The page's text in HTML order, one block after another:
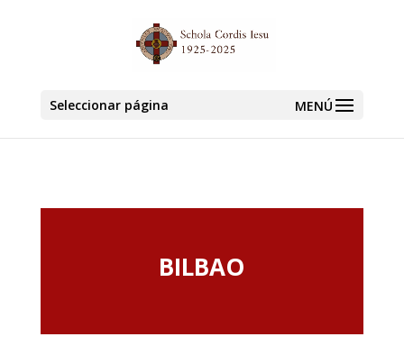
Seleccionar página
BILBAO